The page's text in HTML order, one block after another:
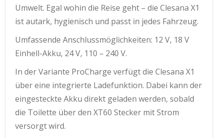
Umwelt. Egal wohin die Reise geht – die Clesana X1
ist autark, hygienisch und passt in jedes Fahrzeug.
Umfassende Anschlussmöglichkeiten: 12 V, 18 V
Einhell-Akku, 24 V, 110 – 240 V.
In der Variante ProCharge verfügt die Clesana X1
über eine integrierte Ladefunktion. Dabei kann der
eingesteckte Akku direkt geladen werden, sobald
die Toilette über den XT60 Stecker mit Strom
versorgt wird.